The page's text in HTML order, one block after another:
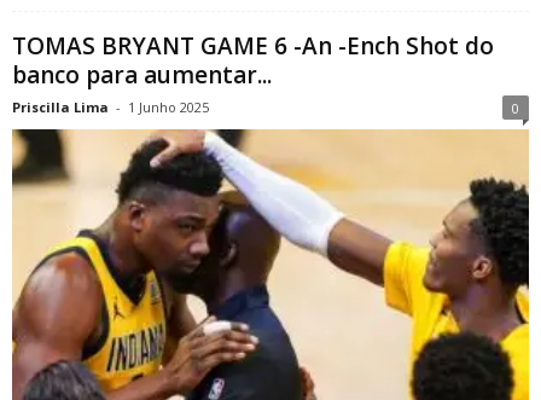
TOMAS BRYANT GAME 6 -An -Ench Shot do
banco para aumentar...
Priscilla Lima - 1 Junho 2025 0